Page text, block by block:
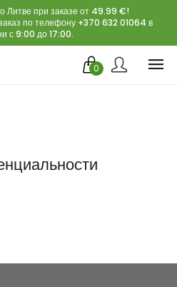
Литве при заказе от 49.99 €!
по телефону +370 632 01064 в
с 9:00 до 17:00.
0